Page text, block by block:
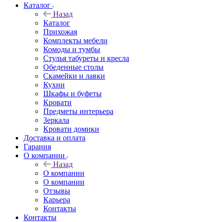
Каталог
Назад
Каталог
Прихожая
Комплекты мебели
Комоды и тумбы
Стулья табуреты и кресла
Обеденные столы
Скамейки и лавки
Кухни
Шкафы и буфеты
Кровати
Предметы интерьера
Зеркала
Кровати домики
Доставка и оплата
Гарания
О компании
Назад
О компании
О компании
Отзывы
Карьера
Контакты
Контакты